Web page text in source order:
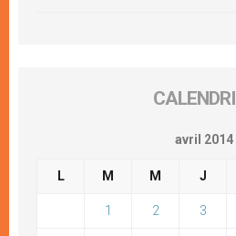
avril 2014
L M M J
1 2 3